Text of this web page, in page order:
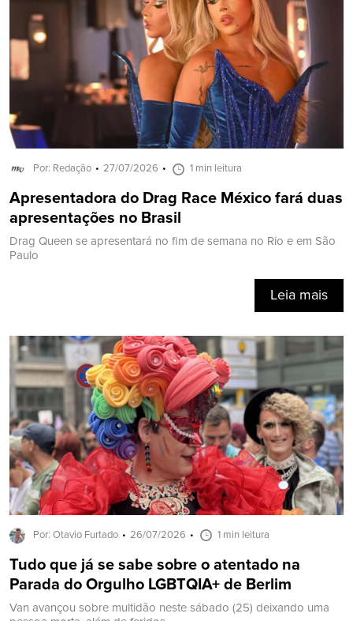
Por: Redação 27/07/2026 1 min leitura
Apresentadora do Drag Race México fará duas
apresentações no Brasil
Drag Queen se apresentará no fim de semana no Rio e em São
Paulo
Leia mais
Por: Otavio Furtado 26/07/2026 1 min leitura
Tudo que já se sabe sobre o atentado na
Parada do Orgulho LGBTQIA+ de Berlim
Van avançou sobre multidão neste sábado (25) deixando uma